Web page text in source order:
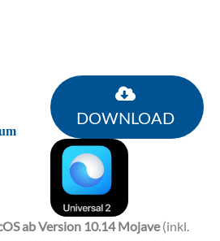
DOWNLOAD
ab Version 10.14 Mojave(inkl.